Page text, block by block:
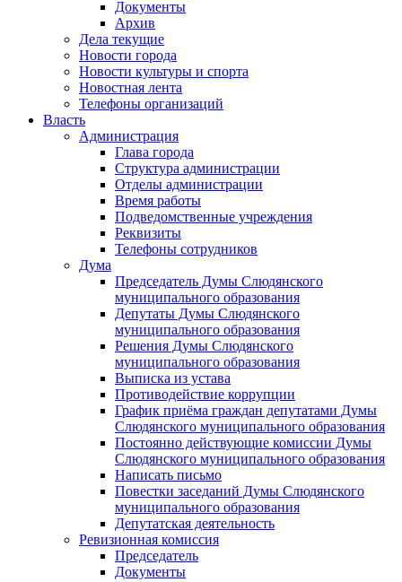
Документы
Архив
Дела текущие
Новости города
Новости культуры и спорта
Новостная лента
Телефоны организаций
Власть
Администрация
Глава города
Структура администрации
Отделы администрации
Время работы
Подведомственные учреждения
Реквизиты
Телефоны сотрудников
Дума
Председатель Думы Слюдянского
муниципального образования
Депутаты Думы Слюдянского
муниципального образования
Решения Думы Слюдянского
муниципального образования
Выписка из устава
Противодействие коррупции
График приёма граждан депутатами Думы
Слюдянского муниципального образования
Постоянно действующие комиссии Думы
Слюдянского муниципального образования
Написать письмо
Повестки заседаний Думы Слюдянского
муниципального образования
Депутатская деятельность
Ревизионная комиссия
Председатель
Документы